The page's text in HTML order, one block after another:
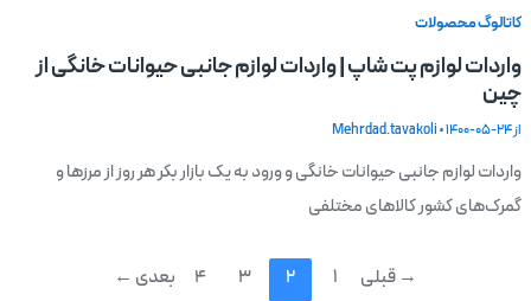
کاتالوگ محصولات
واردات لوازم پت شاپ | واردات لوازم جانبی حیوانات خانگی از
چین
از Mehrdad.tavakoli•1400-05-24
واردات لوازم جانبی حیوانات خانگی و ورود به یک بازار بکر هر روز از مرزها و
گمرک‌های کشور کالاهای مختلفی
→ قبلی 1
2
3
4 بعدی ←